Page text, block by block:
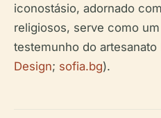
iconostásio, adornado
religiosos, serve como
testemunho do artesanato
Design; sofia.bg).